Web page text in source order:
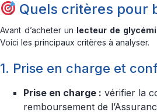
Quels critères pour
Avant d’acheter un lecteur de
Voici les principaux critères à analyser.
1. Prise en charge et
Prise en charge : vérifier la
remboursement de